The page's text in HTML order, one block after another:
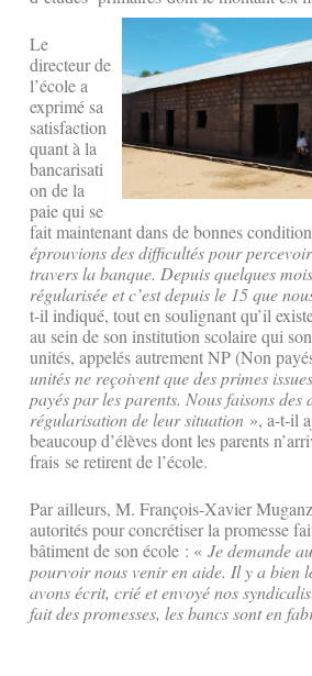
Le
directeur de
l’école a
exprimé sa
satisfaction
quant à la
bancarisati
on de la
paie qui se
fait maintenant dans de bonnes
éprouvions des difficultés pour
travers la banque. Depuis quelques
régularisée et c’est depuis le 15 que
t-il indiqué, tout en soulignant qu’il
au sein de son institution scolaire qui
unités, appelés autrement NP (Non
unités ne reçoivent que des primes
payés par les parents. Nous faisons des
régularisation de leur situation », a-t-il
beaucoup d’élèves dont les parents
frais se retirent de l’école.
Par ailleurs, M. François-Xavier
autorités pour concrétiser la promesse
bâtiment de son école : « Je demande
pourvoir nous venir en aide. Il y a bien
avons écrit, crié et envoyé nos
fait des promesses, les bancs sont en